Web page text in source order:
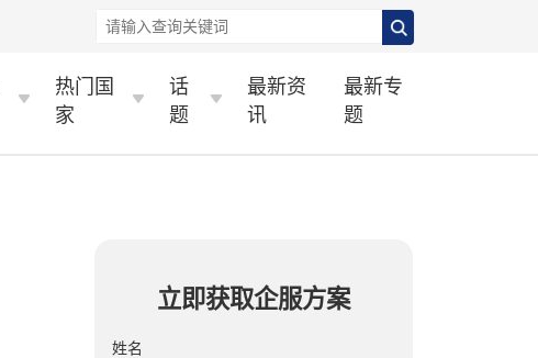
热门国
家
话
题
最新资
讯
最新专
题
立即获取企服方案
姓名